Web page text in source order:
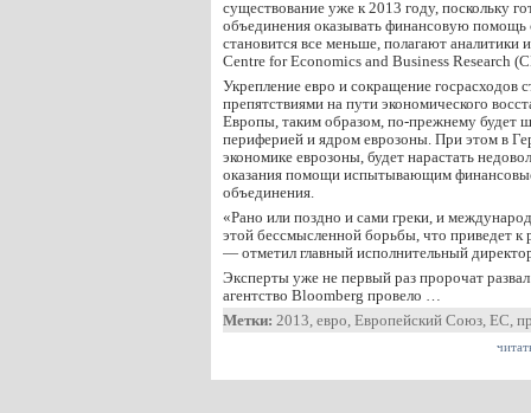
существование уже к 2013 году, поскольку
объединения оказывать финансовую помощь
становится все меньше, полагают аналитики
Centre for Economics and Business Research
Укрепление евро и сокращение госрасходов
препятствиями на пути экономического
Европы, таким образом, по-прежнему будет
периферией и ядром еврозоны. При этом в
экономике еврозоны, будет нарастать
оказания помощи испытывающим
объединения.
«Рано или поздно и сами греки, и
этой бессмысленной борьбы, что приведет к
— отметил главный исполнительный
Эксперты уже не первый раз пророчат
агентство Bloomberg провело …
Метки: 2013, евро, Европейский Союз, ЕС,